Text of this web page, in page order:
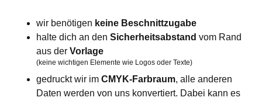
wir benötigen keine Beschnittzugabe
halte dich an den Sicherheitsabstand vom Rand
aus der Vorlage
(keine wichtigen Elemente wie Logos oder Texte)
gedruckt wir im CMYK-Farbraum, alle anderen
Daten werden von uns konvertiert. Dabei kann es